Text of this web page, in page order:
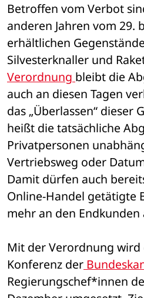
Betroffen vom Verbot
anderen Jahren vom 29.
erhältlichen
Silvesterknaller und
Verordnung bleibt die
auch an diesen Tagen
das „Überlassen“ dieser
heißt die tatsächliche
Privatpersonen
Vertriebsweg oder
Damit dürfen auch
Online-Handel getätigte
mehr an den
Mit der Verordnung wird
Konferenz der
Regierungschef*innen